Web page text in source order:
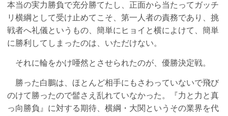
本当の実力勝負で充分勝てたし、正面から当たってガッチ
リ横綱として受け止めてこそ、第一人者の責務であり、挑
戦者へ礼儀というもの、簡単にヒョイと横によけて、簡単
に勝利してしまったのは、いただけない。
それに輪をかけ唖然とさせられたのが、優勝決定戦。
勝った白鵬は、ほとんど相手にもさわっていないで飛び
のけて勝ったので髷さえ乱れていなかった。『力と力と真
っ向勝負』に対する期待、横綱・大関というその業界を代